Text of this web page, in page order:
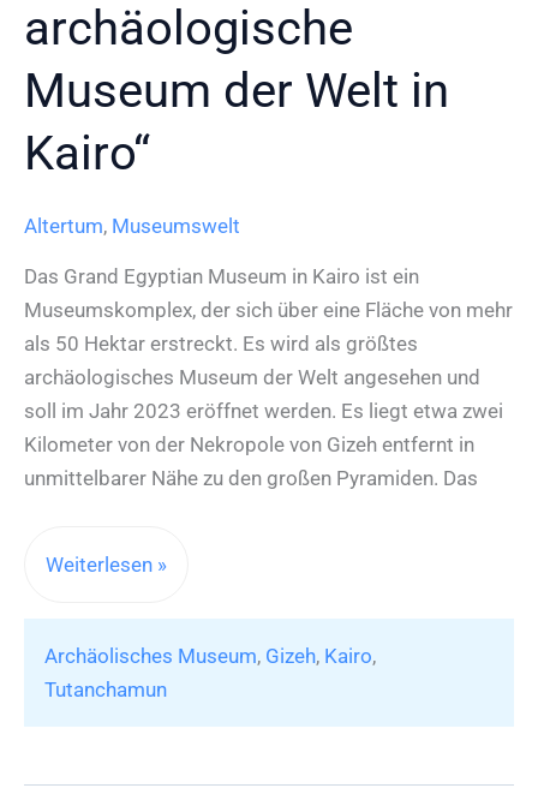
archäologische
Museum der Welt in
Kairo“
Altertum, Museumswelt
Das Grand Egyptian Museum in Kairo ist ein
Museumskomplex, der sich über eine Fläche von mehr
als 50 Hektar erstreckt. Es wird als größtes
archäologisches Museum der Welt angesehen und
soll im Jahr 2023 eröffnet werden. Es liegt etwa zwei
Kilometer von der Nekropole von Gizeh entfernt in
unmittelbarer Nähe zu den großen Pyramiden. Das
„Grand
Das
größte
archäologische
Weiterlesen »
Archäolisches Museum, Gizeh, Kairo,
Tutanchamun